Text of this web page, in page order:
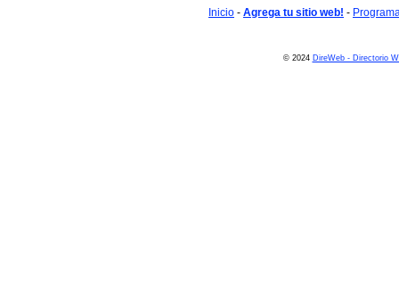
Inicio - Agrega tu sitio web! -
© 2024 DireWeb - Directorio